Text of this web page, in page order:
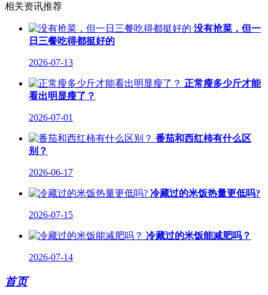
相关资讯推荐
没有抢菜，但一
日三餐吃得都挺好的
2026-07-13
正常瘦多少斤才能
看出明显瘦了？
2026-07-01
番茄和西红柿有什么区
别？
2026-06-17
冷藏过的米饭热量更低吗?
2026-07-15
冷藏过的米饭能减肥吗？
2026-07-14
首页